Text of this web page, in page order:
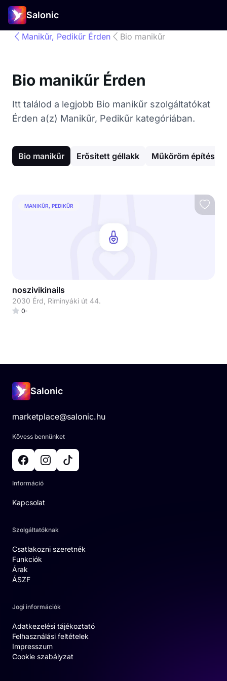
Salonic
Manikűr, Pedikűr Érden Bio manikűr
Bio manikűr Érden
Itt találod a legjobb Bio manikűr szolgáltatókat
Érden a(z) Manikűr, Pedikűr kategóriában.
Bio manikűr Erősített géllakk Műköröm építés
MANIKŰR, PEDIKŰR
noszivikinails
2030 Érd, Riminyáki út 44.
0
Salonic
marketplace@salonic.hu
Kövess bennünket
Információ
Kapcsolat
Szolgáltatóknak
Csatlakozni szeretnék
Funkciók
Árak
ÁSZF
Jogi információk
Adatkezelési tájékoztató
Felhasználási feltételek
Impresszum
Cookie szabályzat